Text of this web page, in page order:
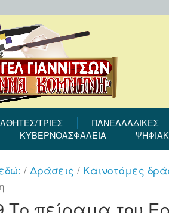
ΤΡΙΕΣ
ΠΑΝΕΛΛΑΔΙΚΕΣ
ΚΥΒΕΡΝΟΑΣΦΑΛΕΙΑ
/ Δράσεις / Καινοτόμες